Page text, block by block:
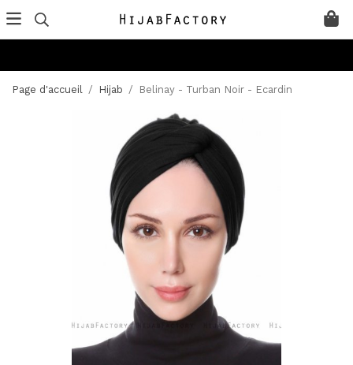
Page d'accueil / Hijab / Belinay - Turban Noir - Ecardin